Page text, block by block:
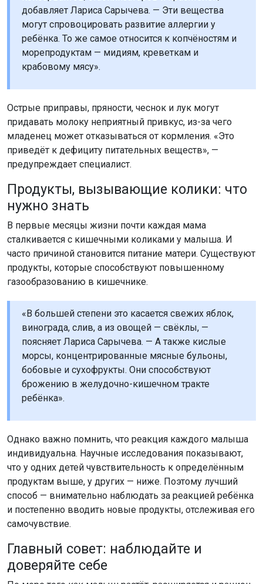
добавляет Лариса Сарычева. — Эти вещества
могут спровоцировать развитие аллергии у
ребёнка. То же самое относится к копчёностям и
морепродуктам — мидиям, креветкам и
крабовому мясу».
Острые приправы, пряности, чеснок и лук могут
придавать молоку неприятный привкус, из-за чего
младенец может отказываться от кормления. «Это
приведёт к дефициту питательных веществ», —
предупреждает специалист.
Продукты, вызывающие колики: что
нужно знать
В первые месяцы жизни почти каждая мама
сталкивается с кишечными коликами у малыша. И
часто причиной становится питание матери. Существуют
продукты, которые способствуют повышенному
газообразованию в кишечнике.
«В большей степени это касается свежих яблок,
винограда, слив, а из овощей — свёклы, —
поясняет Лариса Сарычева. — А также кислые
морсы, концентрированные мясные бульоны,
бобовые и сухофрукты. Они способствуют
брожению в желудочно-кишечном тракте
ребёнка».
Однако важно помнить, что реакция каждого малыша
индивидуальна. Научные исследования показывают,
что у одних детей чувствительность к определённым
продуктам выше, у других — ниже. Поэтому лучший
способ — внимательно наблюдать за реакцией ребёнка
и постепенно вводить новые продукты, отслеживая его
самочувствие.
Главный совет: наблюдайте и
доверяйте себе